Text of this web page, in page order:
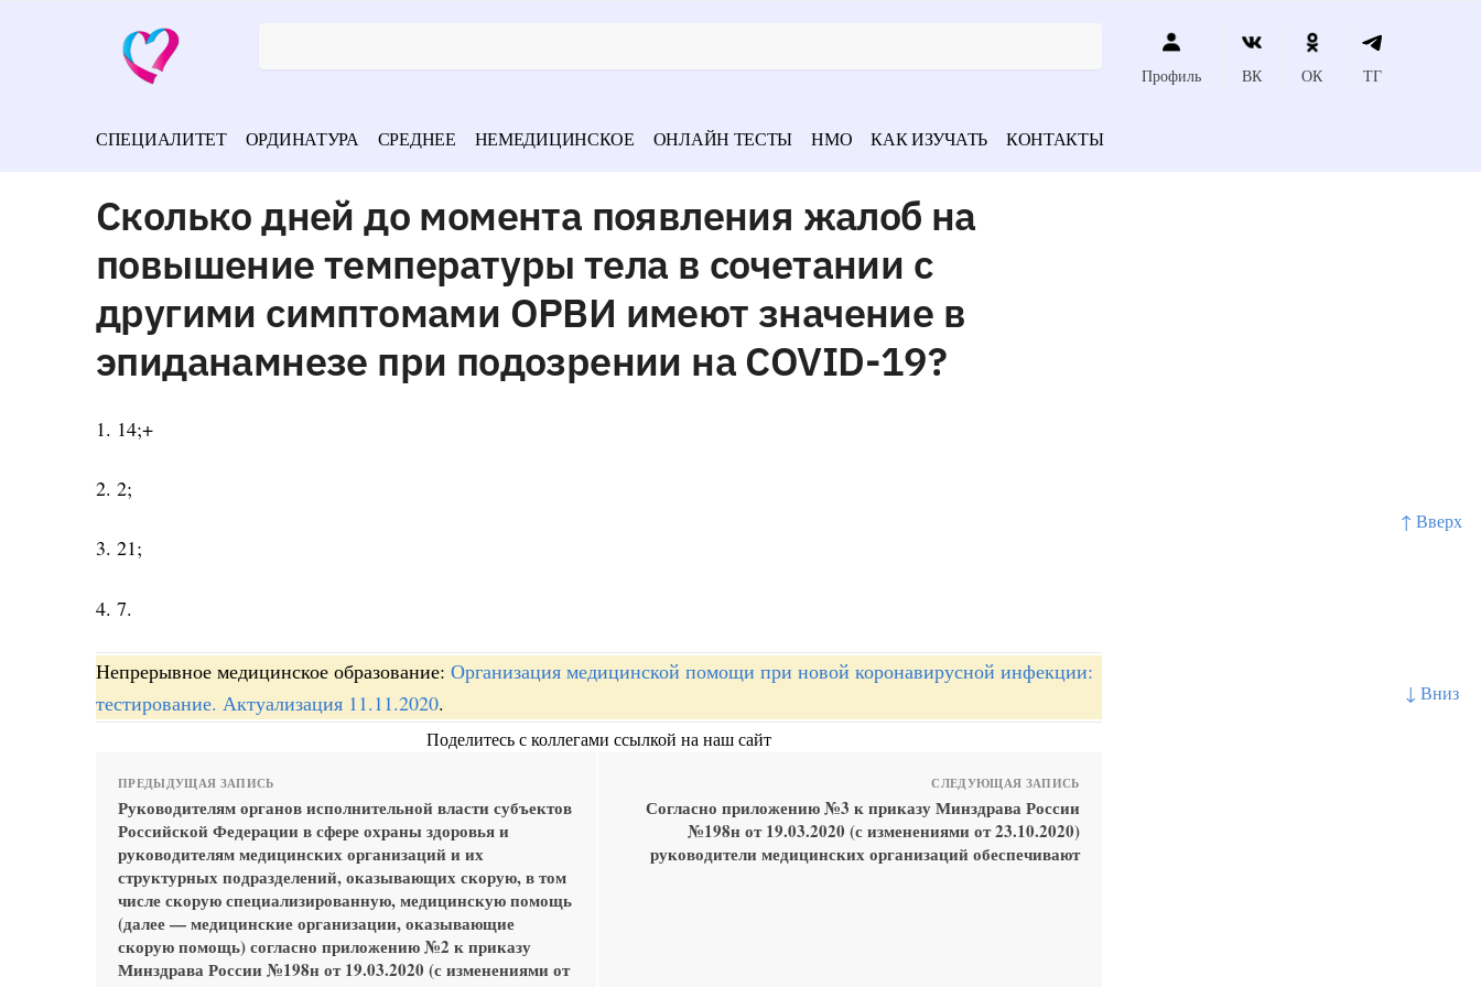
↑ Вверх
↓ Вниз
Профиль ВК ОК ТГ
СПЕЦИАЛИТЕТ ОРДИНАТУРА СРЕДНЕЕ НЕМЕДИЦИНСКОЕ ОНЛАЙН ТЕСТЫ НМО КАК ИЗУЧАТЬ КОНТАКТЫ
Сколько дней до момента появления жалоб на
повышение температуры тела в сочетании с
другими симптомами ОРВИ имеют значение в
эпиданамнезе при подозрении на COVID-19?
1. 14;+
2. 2;
3. 21;
4. 7.
Непрерывное медицинское образование: Организация медицинской помощи при новой коронавирусной инфекции:
тестирование. Актуализация 11.11.2020.
Поделитесь с коллегами ссылкой на наш сайт
ПРЕДЫДУЩАЯ ЗАПИСЬ
Руководителям органов исполнительной власти субъектов
Российской Федерации в сфере охраны здоровья и
руководителям медицинских организаций и их
структурных подразделений, оказывающих скорую, в том
числе скорую специализированную, медицинскую помощь
(далее — медицинские организации, оказывающие
скорую помощь) согласно приложению №2 к приказу
Минздрава России №198н от 19.03.2020 (с изменениями от
СЛЕДУЮЩАЯ ЗАПИСЬ
Согласно приложению №3 к приказу Минздрава России
№198н от 19.03.2020 (с изменениями от 23.10.2020)
руководители медицинских организаций обеспечивают